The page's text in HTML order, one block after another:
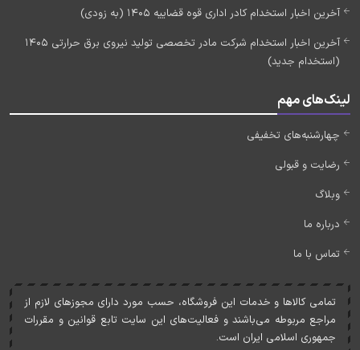
آخرین اخبار استخدام کادر اداری قوه قضاییه 1405 (به زودی)
آخرین اخبار استخدام شرکت مادر تخصصی تولید نیروی برق حرارتی 1405
(استخدام جدید)
لینک‌های مهم
چهارشنبه‌های تخفیفی
رضایت و قبولی
وبلاگ
درباره ما
تماس با ما
تمامی کالاها و خدمات اين فروشگاه، حسب مورد دارای مجوزهای لازم از
مراجع مربوطه می‌باشند و فعاليت‌های اين سايت تابع قوانين و مقررات
جمهوری اسلامی ايران است.